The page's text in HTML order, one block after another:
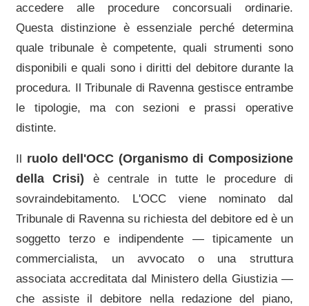
accedere alle procedure concorsuali ordinarie.
Questa distinzione è essenziale perché determina
quale tribunale è competente, quali strumenti sono
disponibili e quali sono i diritti del debitore durante la
procedura. Il Tribunale di Ravennagestisce entrambe
le tipologie, ma con sezioni e prassi operative
distinte.
Il ruolo dell'OCC (Organismo di Composizione
della Crisi)
è centrale in tutte le procedure di
sovraindebitamento. L'OCC viene nominato dal
Tribunale di Ravennasu richiesta del debitore ed è un
soggetto terzo e indipendente — tipicamente un
commercialista, un avvocato o una struttura
associata accreditata dal Ministero della Giustizia —
che assiste il debitore nella redazione del piano,